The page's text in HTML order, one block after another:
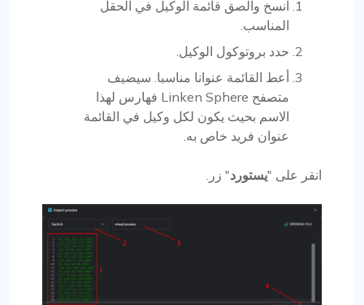
انسخ والصق قائمة الوكيل في الحقل
المناسب.
حدد بروتوكول الوكيل.
أعط القائمة عنوانا مناسبا. سيضيف
متصفح Linken Sphere فهارس لهذا
الاسم بحيث يكون لكل وكيل في القائمة
عنوان فريد خاص به.
انقر على "يستورد" زر.